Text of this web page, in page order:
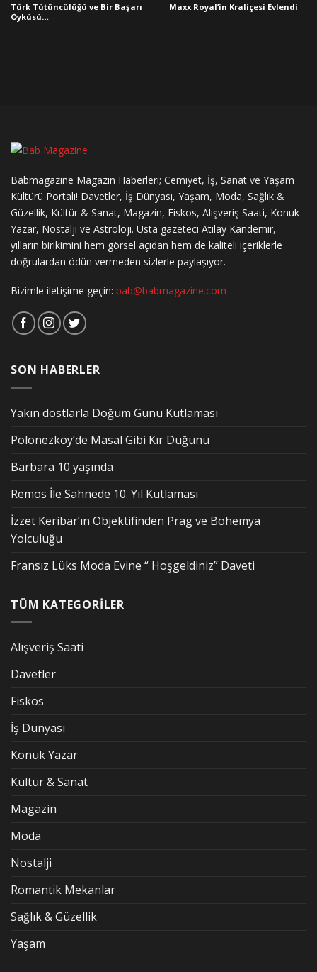
Türk Tütüncülüğü ve Bir Başarı
Öyküsü…
Maxx Royal’in Kraliçesi Evlendi
Babmagazine Magazin Haberleri; Cemiyet, İş, Sanat ve Yaşam
Kültürü Portalı! Davetler, İş Dünyası, Yaşam, Moda, Sağlık &
Güzellik, Kültür & Sanat, Magazin, Fiskos, Alışveriş Saati, Konuk
Yazar, Nostalji ve Astroloji. Usta gazeteci Atılay Kandemir,
yılların birikimini hem görsel açıdan hem de kaliteli içeriklerle
doğrulardan ödün vermeden sizlerle paylaşıyor.
Bizimle iletişime geçin: bab@babmagazine.com
SON HABERLER
Yakın dostlarla Doğum Günü Kutlaması
Polonezköy’de Masal Gibi Kır Düğünü
Barbara 10 yaşında
Remos İle Sahnede 10. Yıl Kutlaması
İzzet Keribar’ın Objektifinden Prag ve Bohemya
Yolculuğu
Fransız Lüks Moda Evine “ Hoşgeldiniz” Daveti
TÜM KATEGORİLER
Alışveriş Saati
Davetler
Fiskos
İş Dünyası
Konuk Yazar
Kültür & Sanat
Magazin
Moda
Nostalji
Romantik Mekanlar
Sağlık & Güzellik
Yaşam